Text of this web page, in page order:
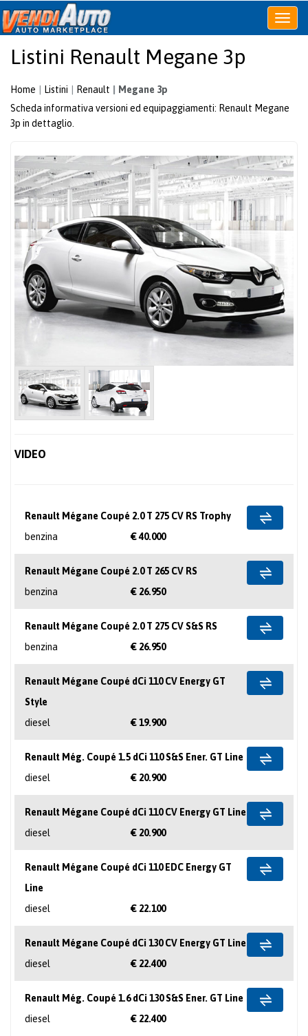
Apri
o
Listini Renault Megane 3p
Home Listini Renault
Megane 3p
Scheda informativa versioni ed equipaggiamenti: Renault Megane
3p in dettaglio.
VIDEO
Renault Mégane Coupé 2.0 T 275 CV RS Trophy
benzina
€ 40.000
Renault Mégane Coupé 2.0 T 265 CV RS
benzina
€ 26.950
Renault Mégane Coupé 2.0 T 275 CV S&S RS
benzina
€ 26.950
Renault Mégane Coupé dCi 110 CV Energy GT
Style
diesel
€ 19.900
Renault Még. Coupé 1.5 dCi 110 S&S Ener. GT Line
diesel
€ 20.900
Renault Mégane Coupé dCi 110 CV Energy GT Line
diesel
€ 20.900
Renault Mégane Coupé dCi 110 EDC Energy GT
Line
diesel
€ 22.100
Renault Mégane Coupé dCi 130 CV Energy GT Line
diesel
€ 22.400
Renault Még. Coupé 1.6 dCi 130 S&S Ener. GT Line
diesel
€ 22.400